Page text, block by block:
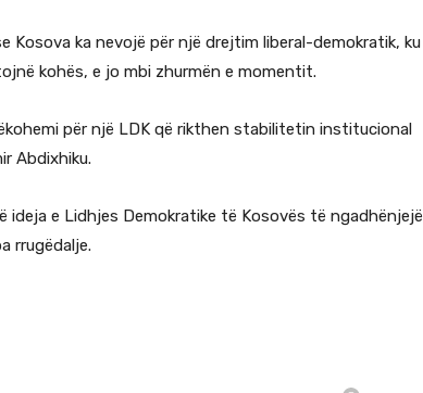
Kosova ka nevojë për një drejtim liberal-demokratik, ku
kohës, e jo mbi zhurmën e momentit.
për një LDK që rikthen stabilitetin institucional
Abdixhiku.
e Lidhjes Demokratike të Kosovës të ngadhënjejë
rrugëdalje.